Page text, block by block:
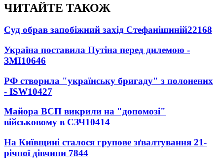
ЧИТАЙТЕ ТАКОЖ
Суд обрав запобіжний захід Стефанішиній22168
Україна поставила Путіна перед дилемою -
ЗМІ10646
РФ створила "українську бригаду" з полонених
- ISW10427
Майора ВСП викрили на "допомозі"
військовому в СЗЧ10414
На Київщині сталося групове зґвалтування 21-
річної дівчини 7844